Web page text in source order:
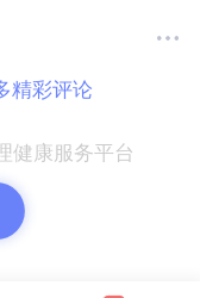
调查研究职业中断
在带薪工作上投入
重振自己的事业。
精彩评论
健康服务平台